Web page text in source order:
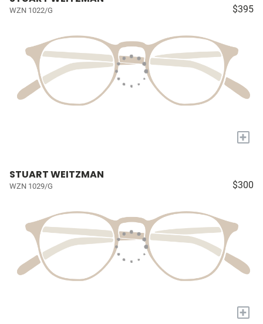
WZN 1022/G $395
+
STUART WEITZMAN
WZN 1029/G $300
+